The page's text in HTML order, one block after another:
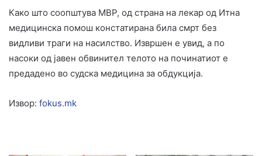
Како што соопштува МВР, од страна на лекар од Итна
медицинска помош констатирана била смрт без
видливи траги на насилство. Извршен е увид, а по
насоки од јавен обвинител телото на починатиот е
предадено во судска медицина за обдукција.
Извор: fokus.mk